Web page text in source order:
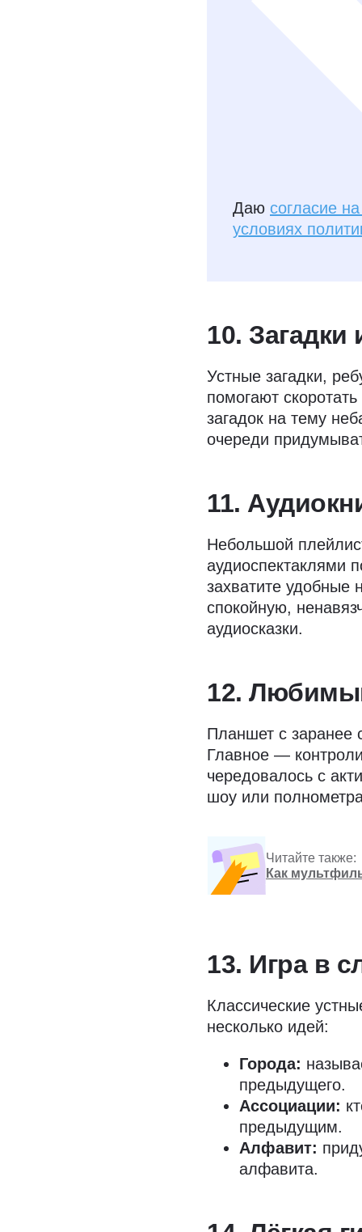
Даю согласие
условиях
10.
Устные загадки,
помогают
загадок на тему
очереди
11.
Небольшой
аудиоспектаклями
захватите удобные
спокойную,
аудиосказки.
12.
Планшет с заранее
Главное —
чередовалось с
шоу или
Читайте также:
Как
13. Игра в
Классические
несколько идей:
Города:
предыдущего.
Ассоциации:
предыдущим.
Алфавит:
алфавита.